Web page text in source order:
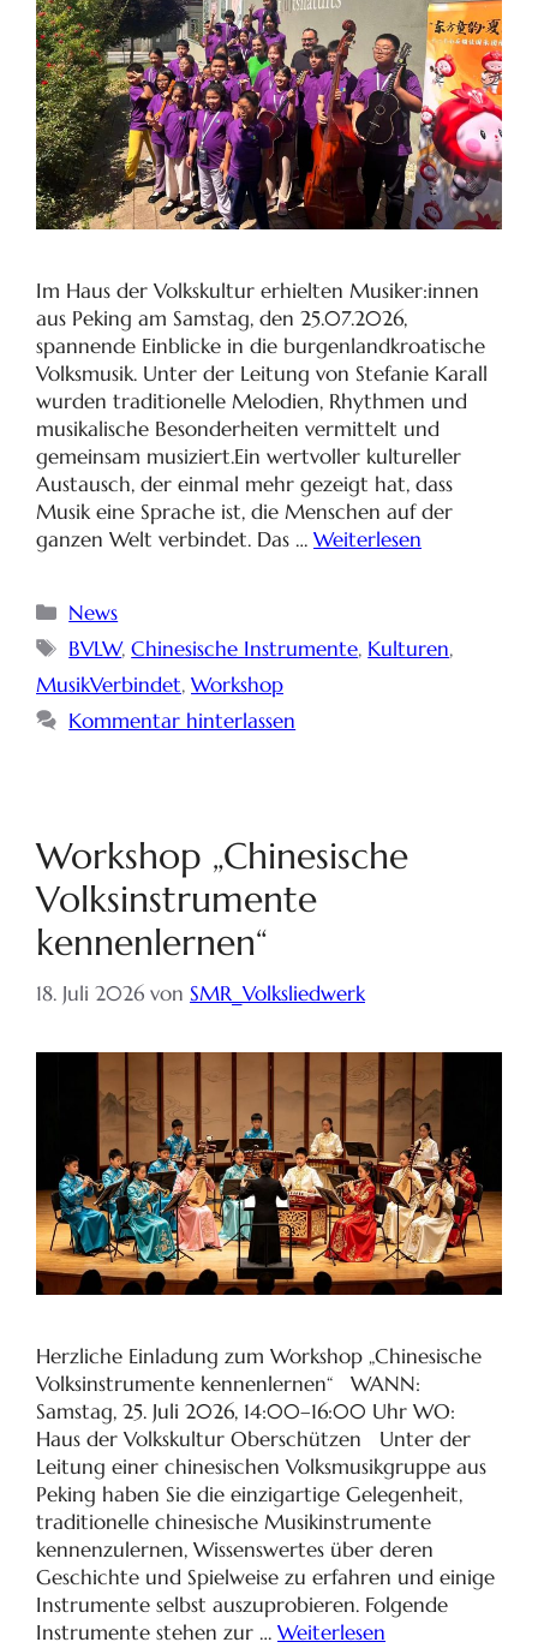
Im Haus der Volkskultur erhielten Musiker:innen
aus Peking am Samstag, den 25.07.2026,
spannende Einblicke in die burgenlandkroatische
Volksmusik. Unter der Leitung von Stefanie Karall
wurden traditionelle Melodien, Rhythmen und
musikalische Besonderheiten vermittelt und
gemeinsam musiziert.Ein wertvoller kultureller
Austausch, der einmal mehr gezeigt hat, dass
Musik eine Sprache ist, die Menschen auf der
ganzen Welt verbindet. Das … Weiterlesen
News
BVLW,Chinesische Instrumente, Kulturen,
MusikVerbindet, Workshop
Kommentar hinterlassen
Workshop „Chinesische
Volksinstrumente
kennenlernen“
18. Juli 2026 von SMR_Volksliedwerk
Herzliche Einladung zum Workshop „Chinesische
Volksinstrumente kennenlernen“ WANN:
Samstag, 25. Juli 2026, 14:00–16:00 Uhr WO:
Haus der Volkskultur Oberschützen Unter der
Leitung einer chinesischen Volksmusikgruppe aus
Peking haben Sie die einzigartige Gelegenheit,
traditionelle chinesische Musikinstrumente
kennenzulernen, Wissenswertes über deren
Geschichte und Spielweise zu erfahren und einige
Instrumente selbst auszuprobieren. Folgende
Instrumente stehen zur … Weiterlesen